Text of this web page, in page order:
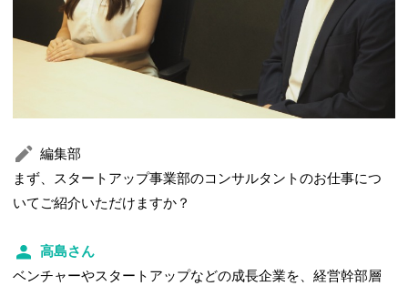
編集部
まず、スタートアップ事業部のコンサルタントのお仕事につ
いてご紹介いただけますか？
高島さん
ベンチャーやスタートアップなどの成長企業を、経営幹部層